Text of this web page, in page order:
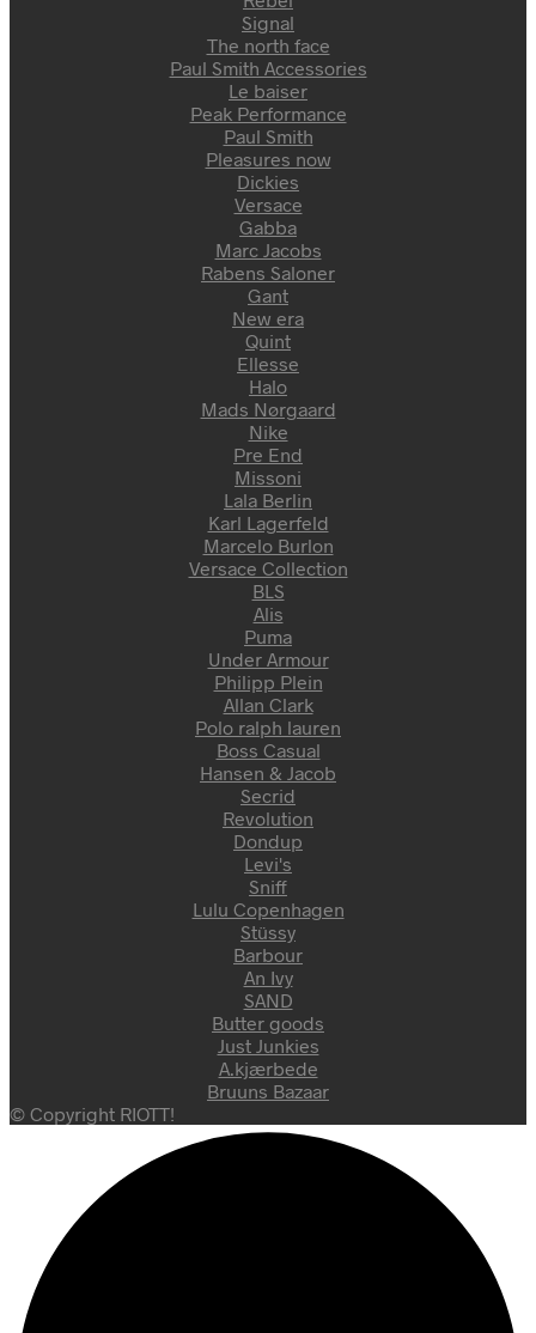
Signal
The north face
Paul Smith Accessories
Le baiser
Peak Performance
Paul Smith
Pleasures now
Dickies
Versace
Gabba
Marc Jacobs
Rabens Saloner
Gant
New era
Quint
Ellesse
Halo
Mads Nørgaard
Nike
Pre End
Missoni
Lala Berlin
Karl Lagerfeld
Marcelo Burlon
Versace Collection
BLS
Alis
Puma
Under Armour
Philipp Plein
Allan Clark
Polo ralph lauren
Boss Casual
Hansen & Jacob
Secrid
Revolution
Dondup
Levi's
Sniff
Lulu Copenhagen
Stüssy
Barbour
An Ivy
SAND
Butter goods
Just Junkies
A.kjærbede
Bruuns Bazaar
© Copyright RIOTT!